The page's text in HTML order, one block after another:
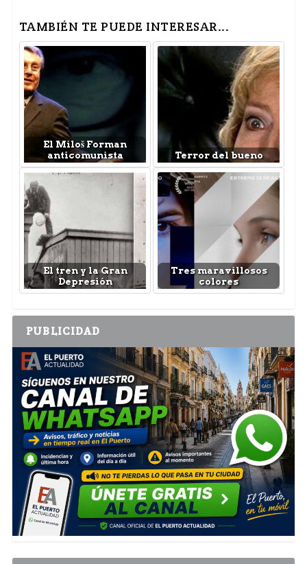
TAMBIÉN TE PUEDE INTERESAR...
El Miloš Forman
anticomunista
Terror del bueno
El tren y la Gran
Depresión
Tres maravillosos
colores
PUBLICIDAD